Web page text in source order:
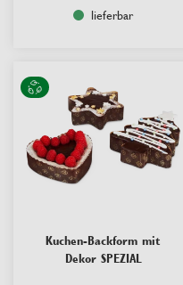
lieferbar
Kuchen-Backform mit
Dekor SPEZIAL